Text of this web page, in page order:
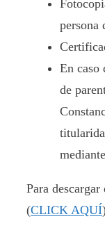
persona
En
de
Para
(CLICK AQUÍ